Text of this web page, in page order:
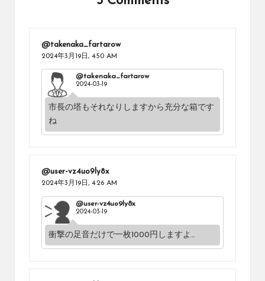
@takenaka_fartarow
2024年3月19日, 4:50 AM
@takenaka_fartarow
2024-03-19
市長の塔もそれなりしますから充分な箱です
ね
@user-vz4uo9ly8x
2024年3月19日, 4:26 AM
@user-vz4uo9ly8x
2024-03-19
衝撃の足音だけで一枚1000円しますよ…